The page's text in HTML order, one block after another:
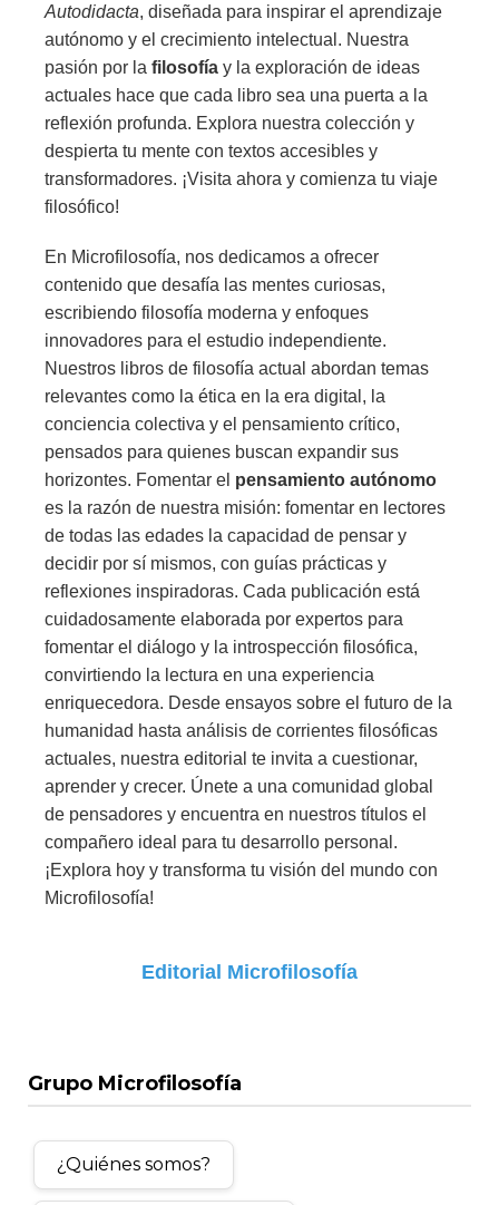
Autodidacta, diseñada para inspirar el aprendizaje
autónomo y el crecimiento intelectual. Nuestra
pasión por la filosofía y la exploración de ideas
actuales hace que cada libro sea una puerta a la
reflexión profunda. Explora nuestra colección y
despierta tu mente con textos accesibles y
transformadores. ¡Visita ahora y comienza tu viaje
filosófico!
En Microfilosofía, nos dedicamos a ofrecer
contenido que desafía las mentes curiosas,
escribiendo filosofía moderna y enfoques
innovadores para el estudio independiente.
Nuestros libros de filosofía actual abordan temas
relevantes como la ética en la era digital, la
conciencia colectiva y el pensamiento crítico,
pensados para quienes buscan expandir sus
horizontes. Fomentar el pensamiento autónomo
es la razón de nuestra misión: fomentar en lectores
de todas las edades la capacidad de pensar y
decidir por sí mismos, con guías prácticas y
reflexiones inspiradoras. Cada publicación está
cuidadosamente elaborada por expertos para
fomentar el diálogo y la introspección filosófica,
convirtiendo la lectura en una experiencia
enriquecedora. Desde ensayos sobre el futuro de la
humanidad hasta análisis de corrientes filosóficas
actuales, nuestra editorial te invita a cuestionar,
aprender y crecer. Únete a una comunidad global
de pensadores y encuentra en nuestros títulos el
compañero ideal para tu desarrollo personal.
¡Explora hoy y transforma tu visión del mundo con
Microfilosofía!
Editorial Microfilosofía
Grupo Microfilosofía
¿Quiénes somos?